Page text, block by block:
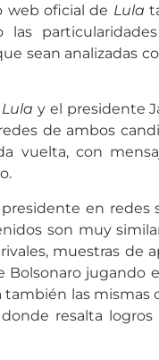
web oficial de Lula
las
sean analizadas
Lula y el presidente
de ambos
vuelta, con
en redes
son muy
muestras de
Bolsonaro jugando
las mismas
resalta